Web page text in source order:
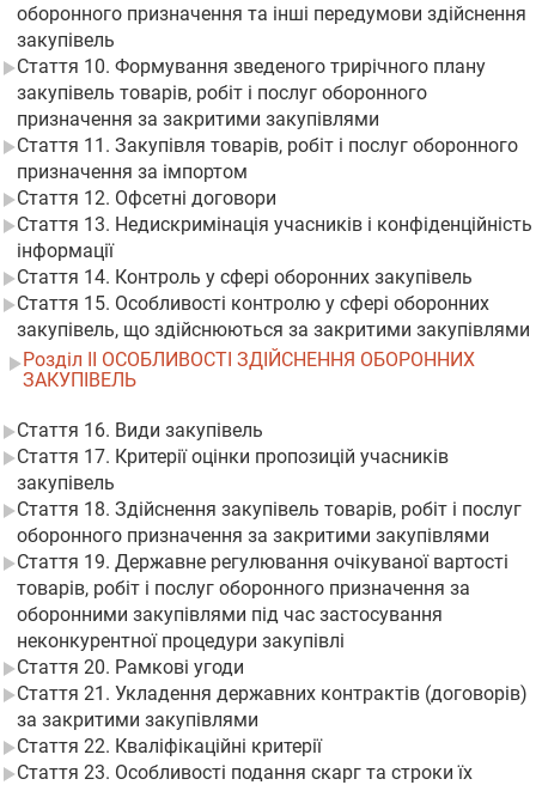
оборонного призначення та інші передумови здійснення
закупівель
Стаття 10. Формування зведеного трирічного плану
закупівель товарів, робіт і послуг оборонного
призначення за закритими закупівлями
Стаття 11. Закупівля товарів, робіт і послуг оборонного
призначення за імпортом
Стаття 12. Офсетні договори
Стаття 13. Недискримінація учасників і конфіденційність
інформації
Стаття 14. Контроль у сфері оборонних закупівель
Стаття 15. Особливості контролю у сфері оборонних
закупівель, що здійснюються за закритими закупівлями
Розділ II ОСОБЛИВОСТІ ЗДІЙСНЕННЯ ОБОРОННИХ
ЗАКУПІВЕЛЬ
Стаття 16. Види закупівель
Стаття 17. Критерії оцінки пропозицій учасників
закупівель
Стаття 18. Здійснення закупівель товарів, робіт і послуг
оборонного призначення за закритими закупівлями
Стаття 19. Державне регулювання очікуваної вартості
товарів, робіт і послуг оборонного призначення за
оборонними закупівлями під час застосування
неконкурентної процедури закупівлі
Стаття 20. Рамкові угоди
Стаття 21. Укладення державних контрактів (договорів)
за закритими закупівлями
Стаття 22. Кваліфікаційні критерії
Стаття 23. Особливості подання скарг та строки їх